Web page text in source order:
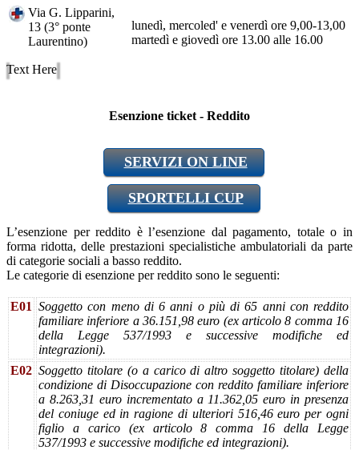
Via G. Lipparini,
13 (3° ponte
Laurentino)
lunedì, mercoled' e venerdì ore 9,00-13,00
martedì e giovedì ore 13.00 alle 16.00
Text Here
Esenzione ticket - Reddito
SERVIZI ON LINE
SPORTELLI CUP
L’esenzione per reddito è l’esenzione dal pagamento, totale o in
forma ridotta, delle prestazioni specialistiche ambulatoriali da parte
di categorie sociali a basso reddito.
Le categorie di esenzione per reddito sono le seguenti:
E01 Soggetto con meno di 6 anni o più di 65 anni con reddito
familiare inferiore a 36.151,98 euro (ex articolo 8 comma 16
della Legge 537/1993 e successive modifiche ed
integrazioni).
E02 Soggetto titolare (o a carico di altro soggetto titolare) della
condizione di Disoccupazione con reddito familiare inferiore
a 8.263,31 euro incrementato a 11.362,05 euro in presenza
del coniuge ed in ragione di ulteriori 516,46 euro per ogni
figlio a carico (ex articolo 8 comma 16 della Legge
537/1993 e successive modifiche ed integrazioni).